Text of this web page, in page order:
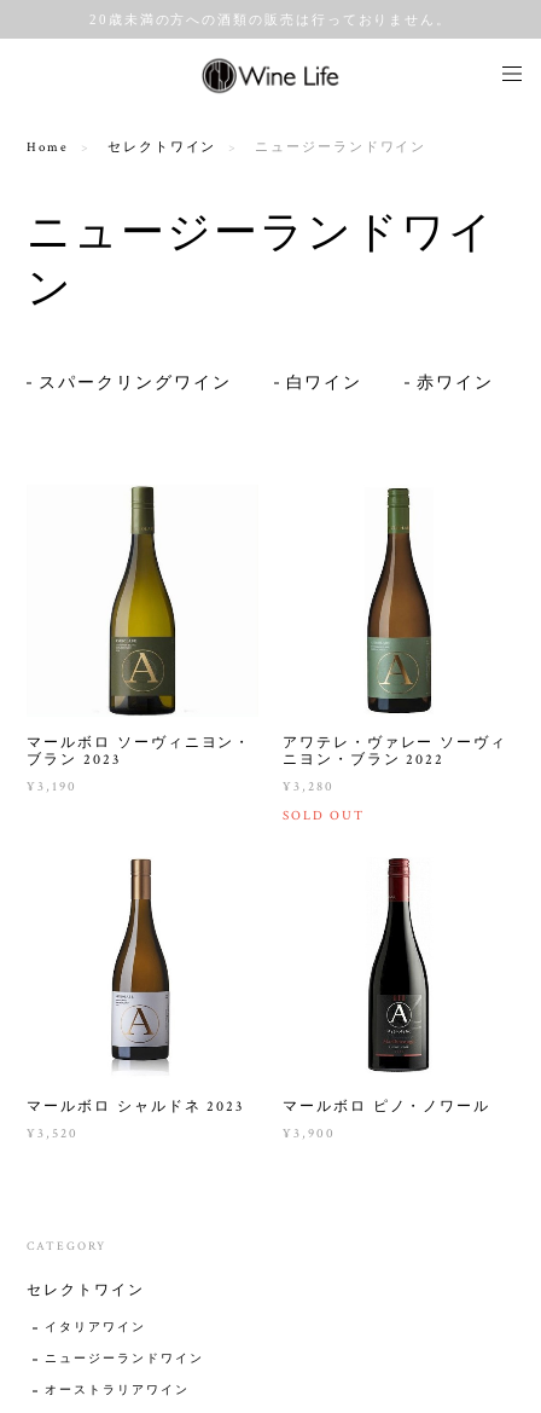
20歳未満の方への酒類の販売は行っておりません。
Home セレクトワイン ニュージーランドワイン
ニュージーランドワイ
ン
スパークリングワイン 白ワイン 赤ワイン
マールボロ ソーヴィニヨン・
ブラン 2023
¥3,190
アワテレ・ヴァレー ソーヴィ
ニヨン・ブラン 2022
¥3,280
SOLD OUT
マールボロ シャルドネ 2023
¥3,520
マールボロ ピノ・ノワール
¥3,900
CATEGORY
セレクトワイン
イタリアワイン
ニュージーランドワイン
オーストラリアワイン